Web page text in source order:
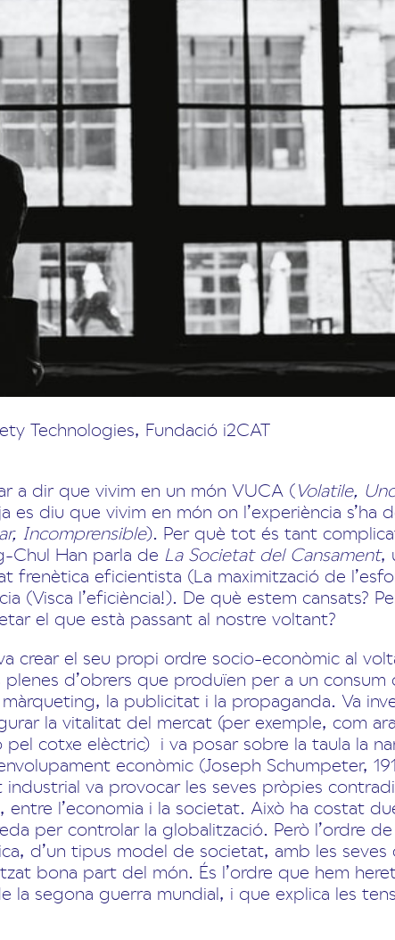
Technologies, Fundació i2CAT
a dir que vivim en un món VUCA (Volatile,
es diu que vivim en món on l’experiència s’ha
Incomprensible). Per què tot és tant
Chul Han parla de La Societat del Cansament,
frenètica eficientista (La maximització de
(Visca l’eficiència!). De què estem cansats?
el que està passant al nostre voltant?
crear el seu propi ordre socio-econòmic al
d’obrers que produïen per a un consum
la publicitat i la propaganda. Va
la vitalitat del mercat (per exemple, com
cotxe elèctric) i va posar sobre la taula la
econòmic (Joseph Schumpeter,
va provocar les seves pròpies
entre l’economia i la societat. Això ha costat
per controlar la globalització. Però l’ordre
d’un tipus model de societat, amb les
bona part del món. És l’ordre que hem
la segona guerra mundial, i que explica les